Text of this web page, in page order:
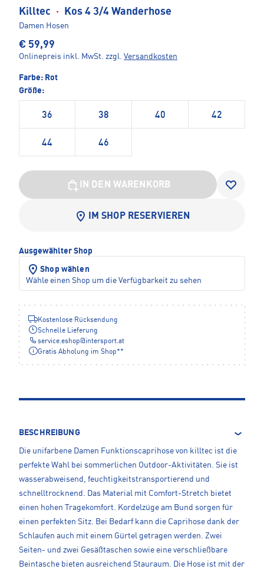
Killtec · Kos 4 3/4 Wanderhose
Damen Hosen
€ 59,99
Onlinepreis inkl. MwSt. zzgl. Versandkosten
Farbe: Rot
Größe:
36 38 40 42
44 46
IN DEN WARENKORB
IM SHOP RESERVIEREN
Ausgewählter Shop
Shop wählen
Wähle einen Shop um die Verfügbarkeit zu sehen
Kostenlose Rücksendung
Schnelle Lieferung
service.eshop@intersport.at
Gratis Abholung im Shop**
BESCHREIBUNG
Die unifarbene Damen Funktionscaprihose von killtec ist die
perfekte Wahl bei sommerlichen Outdoor-Aktivitäten. Sie ist
wasserabweisend, feuchtigkeitstransportierend und
schnelltrocknend. Das Material mit Comfort-Stretch bietet
einen hohen Tragekomfort. Kordelzüge am Bund sorgen für
einen perfekten Sitz. Bei Bedarf kann die Caprihose dank der
Schlaufen auch mit einem Gürtel getragen werden. Zwei
Seiten- und zwei Gesäßtaschen sowie eine verschließbare
Beintasche bieten ausreichend Stauraum. Die Hose ist mit der